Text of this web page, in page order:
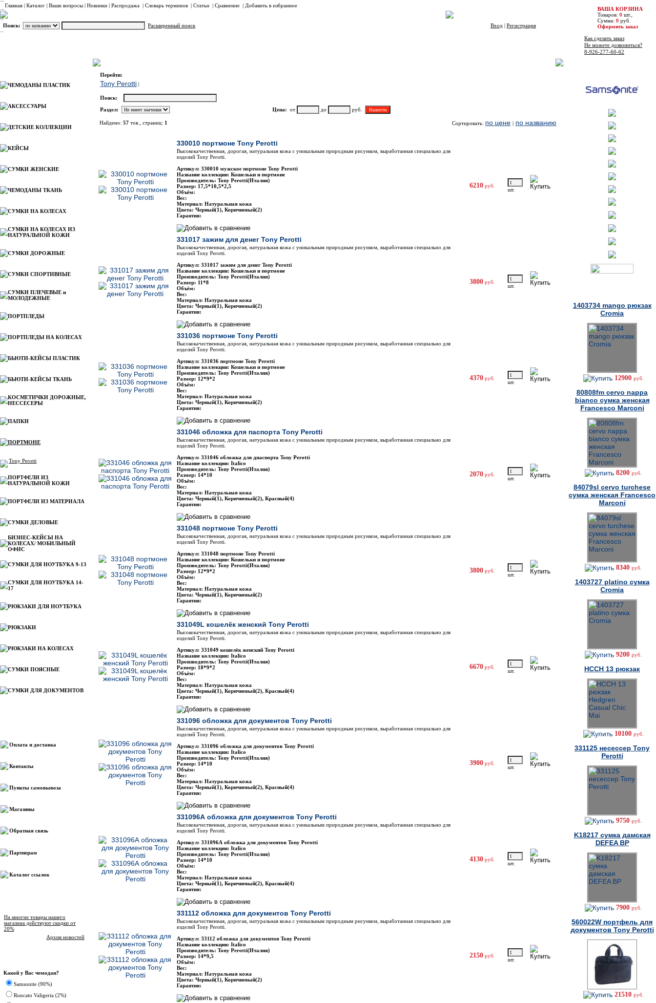
Главная | Каталог | Ваши вопросы | Новинки | Распродажа | Словарь терминов | Статьи | Сравнение | Добавить в избранное
Поиск: Расширенный поиск Вход | Регистрация
ВАША КОРЗИНА
Товаров: 0 шт.,
Сумма: 0 руб.
Оформить заказ
Как сделать заказ
Не можете дозвониться?
8-926-277-60-62
ЧЕМОДАНЫ ПЛАСТИК
АКСЕССУАРЫ
ДЕТСКИЕ КОЛЛЕКЦИИ
КЕЙСЫ
СУМКИ ЖЕНСКИЕ
ЧЕМОДАНЫ ТКАНЬ
СУМКИ НА КОЛЕСАХ
СУМКИ НА КОЛЕСАХ ИЗ
НАТУРАЛЬНОЙ КОЖИ
СУМКИ ДОРОЖНЫЕ
СУМКИ СПОРТИВНЫЕ
СУМКИ ПЛЕЧЕВЫЕ и
МОЛОДЕЖНЫЕ
ПОРТПЛЕДЫ
ПОРТПЛЕДЫ НА КОЛЕСАХ
БЬЮТИ-КЕЙСЫ ПЛАСТИК
БЬЮТИ-КЕЙСЫ ТКАНЬ
КОСМЕТИЧКИ ДОРОЖНЫЕ,
НЕССЕСЕРЫ
ПАПКИ
ПОРТМОНЕ
Tony Perotti
ПОРТФЕЛИ ИЗ
НАТУРАЛЬНОЙ КОЖИ
ПОРТФЕЛИ ИЗ МАТЕРИАЛА
СУМКИ ДЕЛОВЫЕ
БИЗНЕС-КЕЙСЫ НА
КОЛЕСАХ/ МОБИЛЬНЫЙ
ОФИС
СУМКИ ДЛЯ НОУТБУКА 9-13
СУМКИ ДЛЯ НОУТБУКА 14-
17
РЮКЗАКИ ДЛЯ НОУТБУКА
РЮКЗАКИ
РЮКЗАКИ НА КОЛЕСАХ
СУМКИ ПОЯСНЫЕ
СУМКИ ДЛЯ ДОКУМЕНТОВ
Оплата и доставка
Контакты
Пункты самовывоза
Магазины
Обратная связь
Партнерам
Каталог ссылок
На многие товары нашего
магазина действуют скидки от
20%
Архив новостей
Какой у Вас чемодан?
Samsonite (90%)
Roncato Valigeria (2%)
Перейти:
Tony Perotti |
Поиск:
Раздел:
Цена: от до руб.
Найдено: 57 тов., страниц: 1 Сортировать: по цене | по названию
330010 портмоне Tony Perotti
Высококачественная, дорогая, натуральная кожа с уникальным природным рисунком, выработанная специально для
изделий Tony Perotti.
Артикул: 330010 мужскоe портмоне Tony Perotti
Название коллекции: Кошельки и портмоне
Производитель: Tony Perotti(Италия)
Размер: 17,5*10,5*2,5
Объём:
Вес:
Материал: Натуральная кожа
Цвета: Черный(1), Коричневый(2)
Гарантия:
6210 руб.
шт.
331017 зажим для денег Tony Perotti
Высококачественная, дорогая, натуральная кожа с уникальным природным рисунком, выработанная специально для
изделий Tony Perotti.
Артикул: 331017 зажим для денег Tony Perotti
Название коллекции: Кошельки и портмоне
Производитель: Tony Perotti(Италия)
Размер: 11*8
Объём:
Вес:
Материал: Натуральная кожа
Цвета: Черный(1), Коричневый(2)
Гарантия:
3800 руб.
шт.
331036 портмоне Tony Perotti
Высококачественная, дорогая, натуральная кожа с уникальным природным рисунком, выработанная специально для
изделий Tony Perotti.
Артикул: 331036 портмоне Tony Perotti
Название коллекции: Кошельки и портмоне
Производитель: Tony Perotti(Италия)
Размер: 12*9*2
Объём:
Вес:
Материал: Натуральная кожа
Цвета: Черный(1), Коричневый(2)
Гарантия:
4370 руб.
шт.
331046 обложка для паспорта Tony Perotti
Высококачественная, дорогая, натуральная кожа с уникальным природным рисунком, выработанная специально для
изделий Tony Perotti.
Артикул: 331046 обложка для дпаспорта Tony Perotti
Название коллекции: Italico
Производитель: Tony Perotti(Италия)
Размер: 14*10
Объём:
Вес:
Материал: Натуральная кожа
Цвета: Черный(1), Коричневый(2), Красный(4)
Гарантия:
2070 руб.
шт.
331048 портмоне Tony Perotti
Высококачественная, дорогая, натуральная кожа с уникальным природным рисунком, выработанная специально для
изделий Tony Perotti.
Артикул: 331048 портмоне Tony Perotti
Название коллекции: Кошельки и портмоне
Производитель: Tony Perotti(Италия)
Размер: 12*9*2
Объём:
Вес:
Материал: Натуральная кожа
Цвета: Черный(1), Коричневый(2)
Гарантия:
3800 руб.
шт.
331049L кошелёк женский Tony Perotti
Высококачественная, дорогая, натуральная кожа с уникальным природным рисунком, выработанная специально для
изделий Tony Perotti.
Артикул: 331049 кошелёк женский Tony Perotti
Название коллекции: Italico
Производитель: Tony Perotti(Италия)
Размер: 18*9*2
Объём:
Вес:
Материал: Натуральная кожа
Цвета: Черный(1), Коричневый(2), Красный(4)
Гарантия:
6670 руб.
шт.
331096 обложка для документов Tony Perotti
Высококачественная, дорогая, натуральная кожа с уникальным природным рисунком, выработанная специально для
изделий Tony Perotti.
Артикул: 331096 обложка для документов Tony Perotti
Название коллекции: Italico
Производитель: Tony Perotti(Италия)
Размер: 14*10
Объём:
Вес:
Материал: Натуральная кожа
Цвета: Черный(1), Коричневый(2), Красный(4)
Гарантия:
3900 руб.
шт.
331096А обложка для документов Tony Perotti
Высококачественная, дорогая, натуральная кожа с уникальным природным рисунком, выработанная специально для
изделий Tony Perotti.
Артикул: 331096А обложка для документов Tony Perotti
Название коллекции: Italico
Производитель: Tony Perotti(Италия)
Размер: 14*10
Объём:
Вес:
Материал: Натуральная кожа
Цвета: Черный(1), Коричневый(2), Красный(4)
Гарантия:
4130 руб.
шт.
331112 обложка для документов Tony Perotti
Высококачественная, дорогая, натуральная кожа с уникальным природным рисунком, выработанная специально для
изделий Tony Perotti.
Артикул: 33112 обложка для документов Tony Perotti
Название коллекции: Italico
Производитель: Tony Perotti(Италия)
Размер: 14*9,5
Объём:
Вес:
Материал: Натуральная кожа
Цвета: Черный(1), Коричневый(2)
Гарантия:
2150 руб.
шт.
1403734 mango рюкзак
Cromia
12900 руб.
80808fm cervo nappa
bianco сумка женская
Francesco Marconi
8200 руб.
84079sl cervo turchese
сумка женская Francesco
Marconi
8340 руб.
1403727 platino сумка
Cromia
9200 руб.
HCCH 13 рюкзак
10100 руб.
331125 несессер Tony
Perotti
9750 руб.
K18217 cумка дамская
DEFEA BP
7900 руб.
560022W портфель для
документов Tony Perotti
21510 руб.